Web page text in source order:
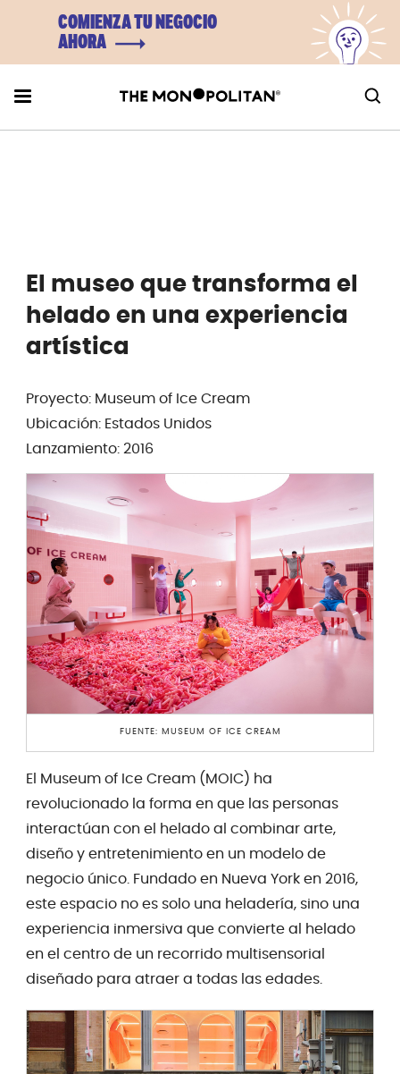
COMIENZA TU NEGOCIO
AHORA
El museo que transforma el
helado en una experiencia
artística
Proyecto: Museum of Ice Cream
Ubicación: Estados Unidos
Lanzamiento: 2016
FUENTE: MUSEUM OF ICE CREAM
El Museum of Ice Cream (MOIC) ha
revolucionado la forma en que las personas
interactúan con el helado al combinar arte,
diseño y entretenimiento en un modelo de
negocio único. Fundado en Nueva York en 2016,
este espacio no es solo una heladería, sino una
experiencia inmersiva que convierte al helado
en el centro de un recorrido multisensorial
diseñado para atraer a todas las edades.